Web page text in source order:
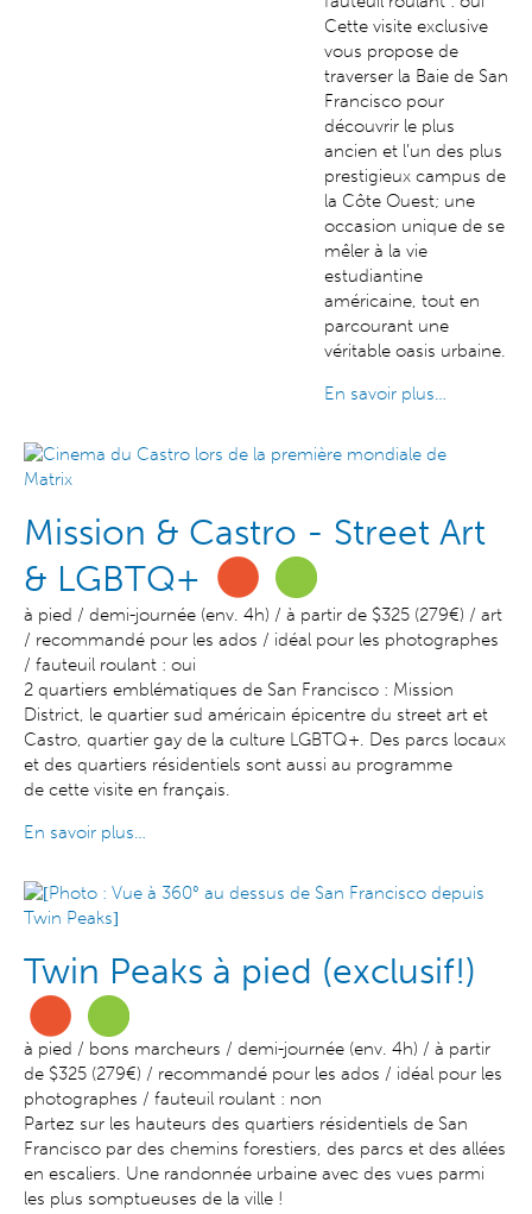
Cette visite exclusive
vous propose de
traverser la Baie de San
Francisco pour
découvrir le plus
ancien et l’un des plus
prestigieux campus de
la Côte Ouest; une
occasion unique de se
mêler à la vie
estudiantine
américaine, tout en
parcourant une
véritable oasis urbaine.
En savoir plus…
Mission & Castro - Street Art
& LGBTQ+
à pied / demi-journée (env. 4h) / à partir de $325 (279€) / art
/ recommandé pour les ados / idéal pour les photographes
/ fauteuil roulant : oui
2 quartiers emblématiques de San Francisco : Mission
District, le quartier sud américain épicentre du street art et
Castro, quartier gay de la culture LGBTQ+. Des parcs locaux
et des quartiers résidentiels sont aussi au programme
de cette visite en français.
En savoir plus…
Twin Peaks à pied (exclusif!)
à pied / bons marcheurs / demi-journée (env. 4h) / à partir
de $325 (279€) / recommandé pour les ados / idéal pour les
photographes / fauteuil roulant : non
Partez sur les hauteurs des quartiers résidentiels de San
Francisco par des chemins forestiers, des parcs et des allées
en escaliers. Une randonnée urbaine avec des vues parmi
les plus somptueuses de la ville !